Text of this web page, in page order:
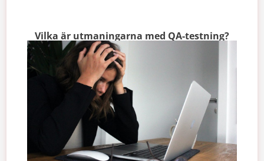
Vilka är utmaningarna med QA-testning?